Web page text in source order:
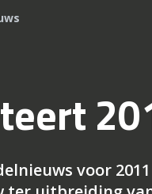
voor